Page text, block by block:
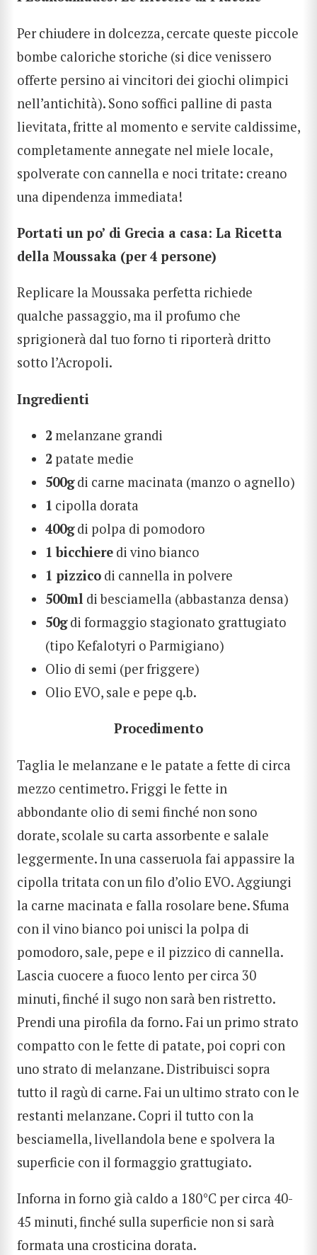
Per chiudere in dolcezza, cercate queste piccole
bombe caloriche storiche (si dice venissero
offerte persino ai vincitori dei giochi olimpici
nell’antichità). Sono soffici palline di pasta
lievitata, fritte al momento e servite caldissime,
completamente annegate nel miele locale,
spolverate con cannella e noci tritate: creano
una dipendenza immediata!
Portati un po’ di Grecia a casa: La Ricetta
della Moussaka (per 4 persone)
Replicare la Moussaka perfetta richiede
qualche passaggio, ma il profumo che
sprigionerà dal tuo forno ti riporterà dritto
sotto l’Acropoli.
Ingredienti
2 melanzane grandi
2 patate medie
500gdi carne macinata (manzo o agnello)
1 cipolla dorata
400gdi polpa di pomodoro
1 bicchiere di vino bianco
1 pizzico di cannella in polvere
500ml di besciamella (abbastanza densa)
50gdi formaggio stagionato grattugiato
(tipo Kefalotyri o Parmigiano)
Olio di semi (per friggere)
Olio EVO, sale e pepe q.b.
Procedimento
Taglia le melanzane e le patate a fette di circa
mezzo centimetro. Friggi le fette in
abbondante olio di semi finché non sono
dorate, scolale su carta assorbente e salale
leggermente. In una casseruola fai appassire la
cipolla tritata con un filo d’olio EVO. Aggiungi
la carne macinata e falla rosolare bene. Sfuma
con il vino bianco poi unisci la polpa di
pomodoro, sale, pepe e il pizzico di cannella.
Lascia cuocere a fuoco lento per circa 30
minuti, finché il sugo non sarà ben ristretto.
Prendi una pirofila da forno. Fai un primo strato
compatto con le fette di patate, poi copri con
uno strato di melanzane. Distribuisci sopra
tutto il ragù di carne. Fai un ultimo strato con le
restanti melanzane. Copri il tutto con la
besciamella, livellandola bene e spolvera la
superficie con il formaggio grattugiato.
Inforna in forno già caldo a 180°C per circa 40-
45 minuti, finché sulla superficie non si sarà
formata una crosticina dorata.